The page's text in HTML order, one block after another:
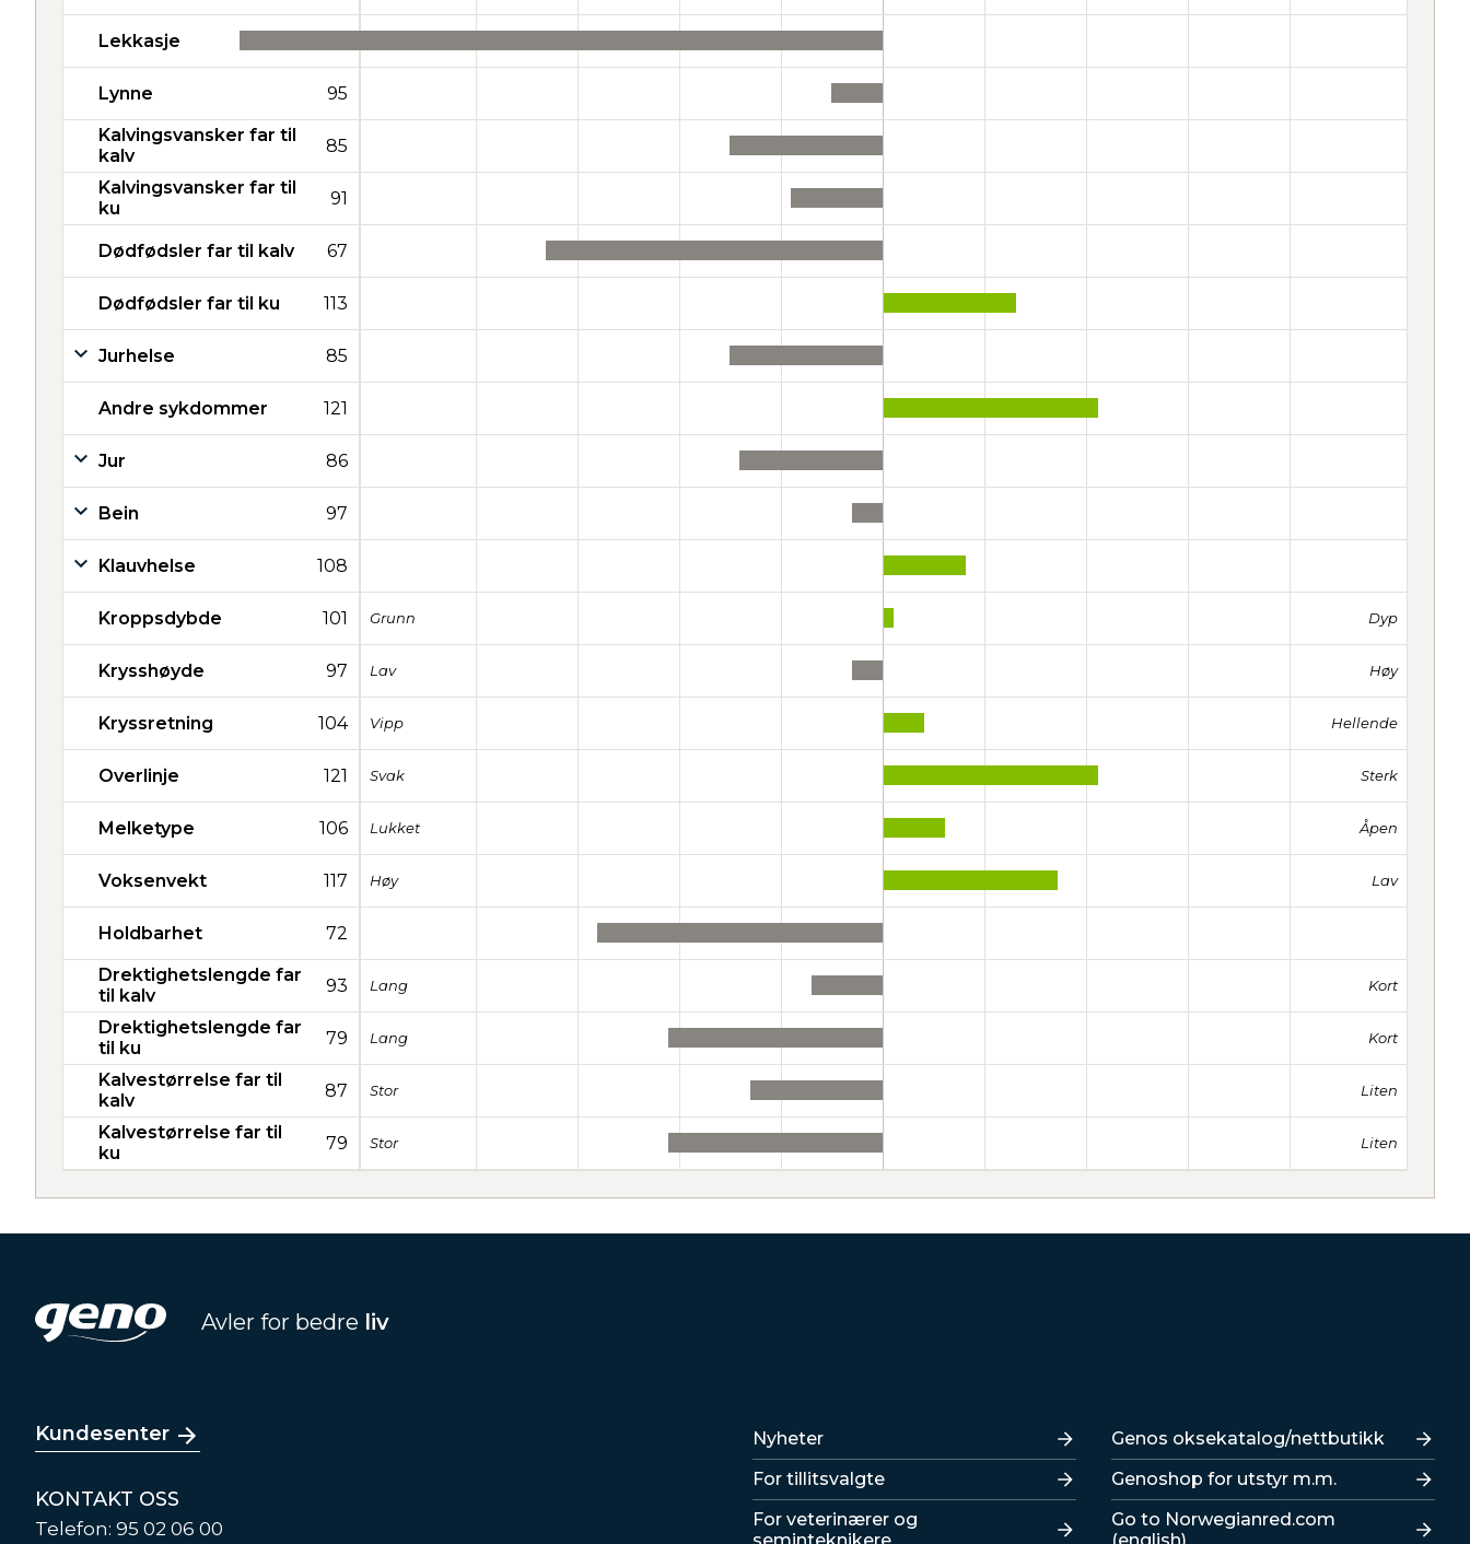
Lekkasje
Lynne 95
Kalvingsvansker far til
kalv
85
Kalvingsvansker far til
ku
91
Dødfødsler far til kalv 67
Dødfødsler far til ku 113
Jurhelse 85
Andre sykdommer 121
Jur 86
Bein 97
Klauvhelse 108
Kroppsdybde 101 Grunn Dyp
Krysshøyde 97 Lav Høy
Kryssretning 104 Vipp Hellende
Overlinje 121 Svak Sterk
Melketype 106 Lukket Åpen
Voksenvekt 117 Høy Lav
Holdbarhet 72
Drektighetslengde far
til kalv
93 Lang Kort
Drektighetslengde far
til ku
79 Lang Kort
Kalvestørrelse far til
kalv
87 Stor Liten
Kalvestørrelse far til
ku
79 Stor Liten
Avler for bedre liv
Kundesenter
KONTAKT OSS
Telefon: 95 02 06 00
Lenker
Nyheter
For tillitsvalgte
For veterinærer og
seminteknikere
Lenker
Genos oksekatalog/nettbutikk
Genoshop for utstyr m.m.
Go to Norwegianred.com
(english)